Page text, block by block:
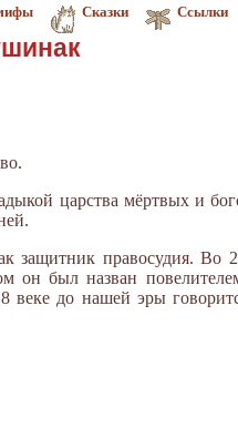
Сказки Ссылки
царства мёртвых и
защитник правосудия.
он был назван
до нашей эры